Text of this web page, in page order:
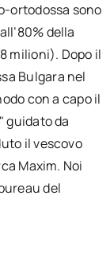
ortodossa sono
della
milioni). Dopo il
Bulgara nel
con a capo il
guidato da
il vescovo
Maxim. Noi
del